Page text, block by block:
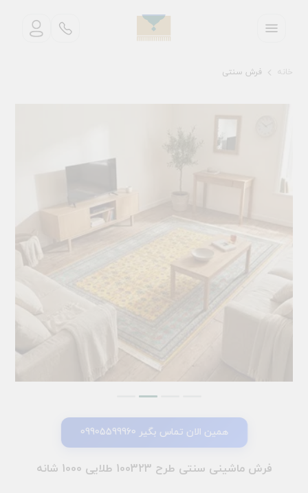
خانه فرش سنتی
همین الان تماس بگیر 09905599960
فرش ماشینی سنتی طرح 100323 طلایی 1000 شانه